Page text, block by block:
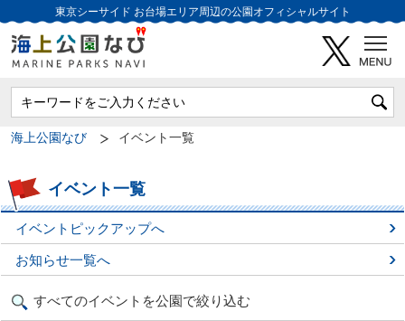
東京シーサイド お台場エリア周辺の公園オフィシャルサイト
海上公園なび イベント一覧
イベント一覧
イベントピックアップへ
お知らせ一覧へ
すべてのイベントを公園で絞り込む